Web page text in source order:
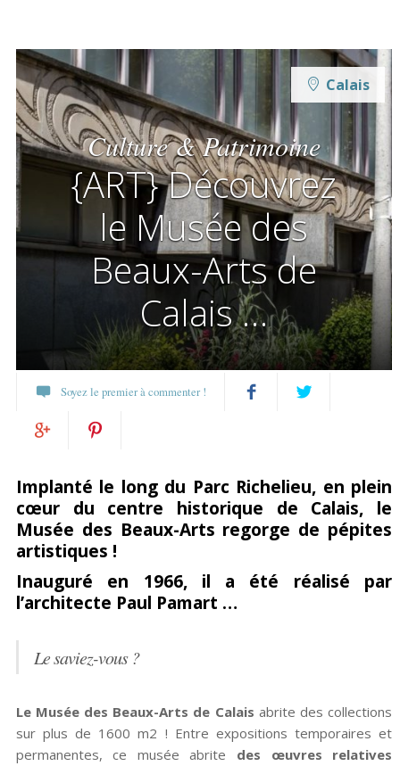
Culture & Patrimoine
{ART} Découvrez
le Musée des
Beaux-Arts de
Calais …
Calais
Soyez le premier à commenter !
Facebook
sur
Google+
it
Implanté le long du Parc Richelieu, en plein
cœur du centre historique de Calais, le
Musée des Beaux-Arts regorge de pépites
artistiques !
Inauguré en 1966, il a été réalisé par
l’architecte Paul Pamart …
Le saviez-vous ?
Le Musée des Beaux-Arts de Calais abrite des collections
sur plus de 1600 m2 ! Entre expositions temporaires et
permanentes, ce musée abrite des œuvres relatives